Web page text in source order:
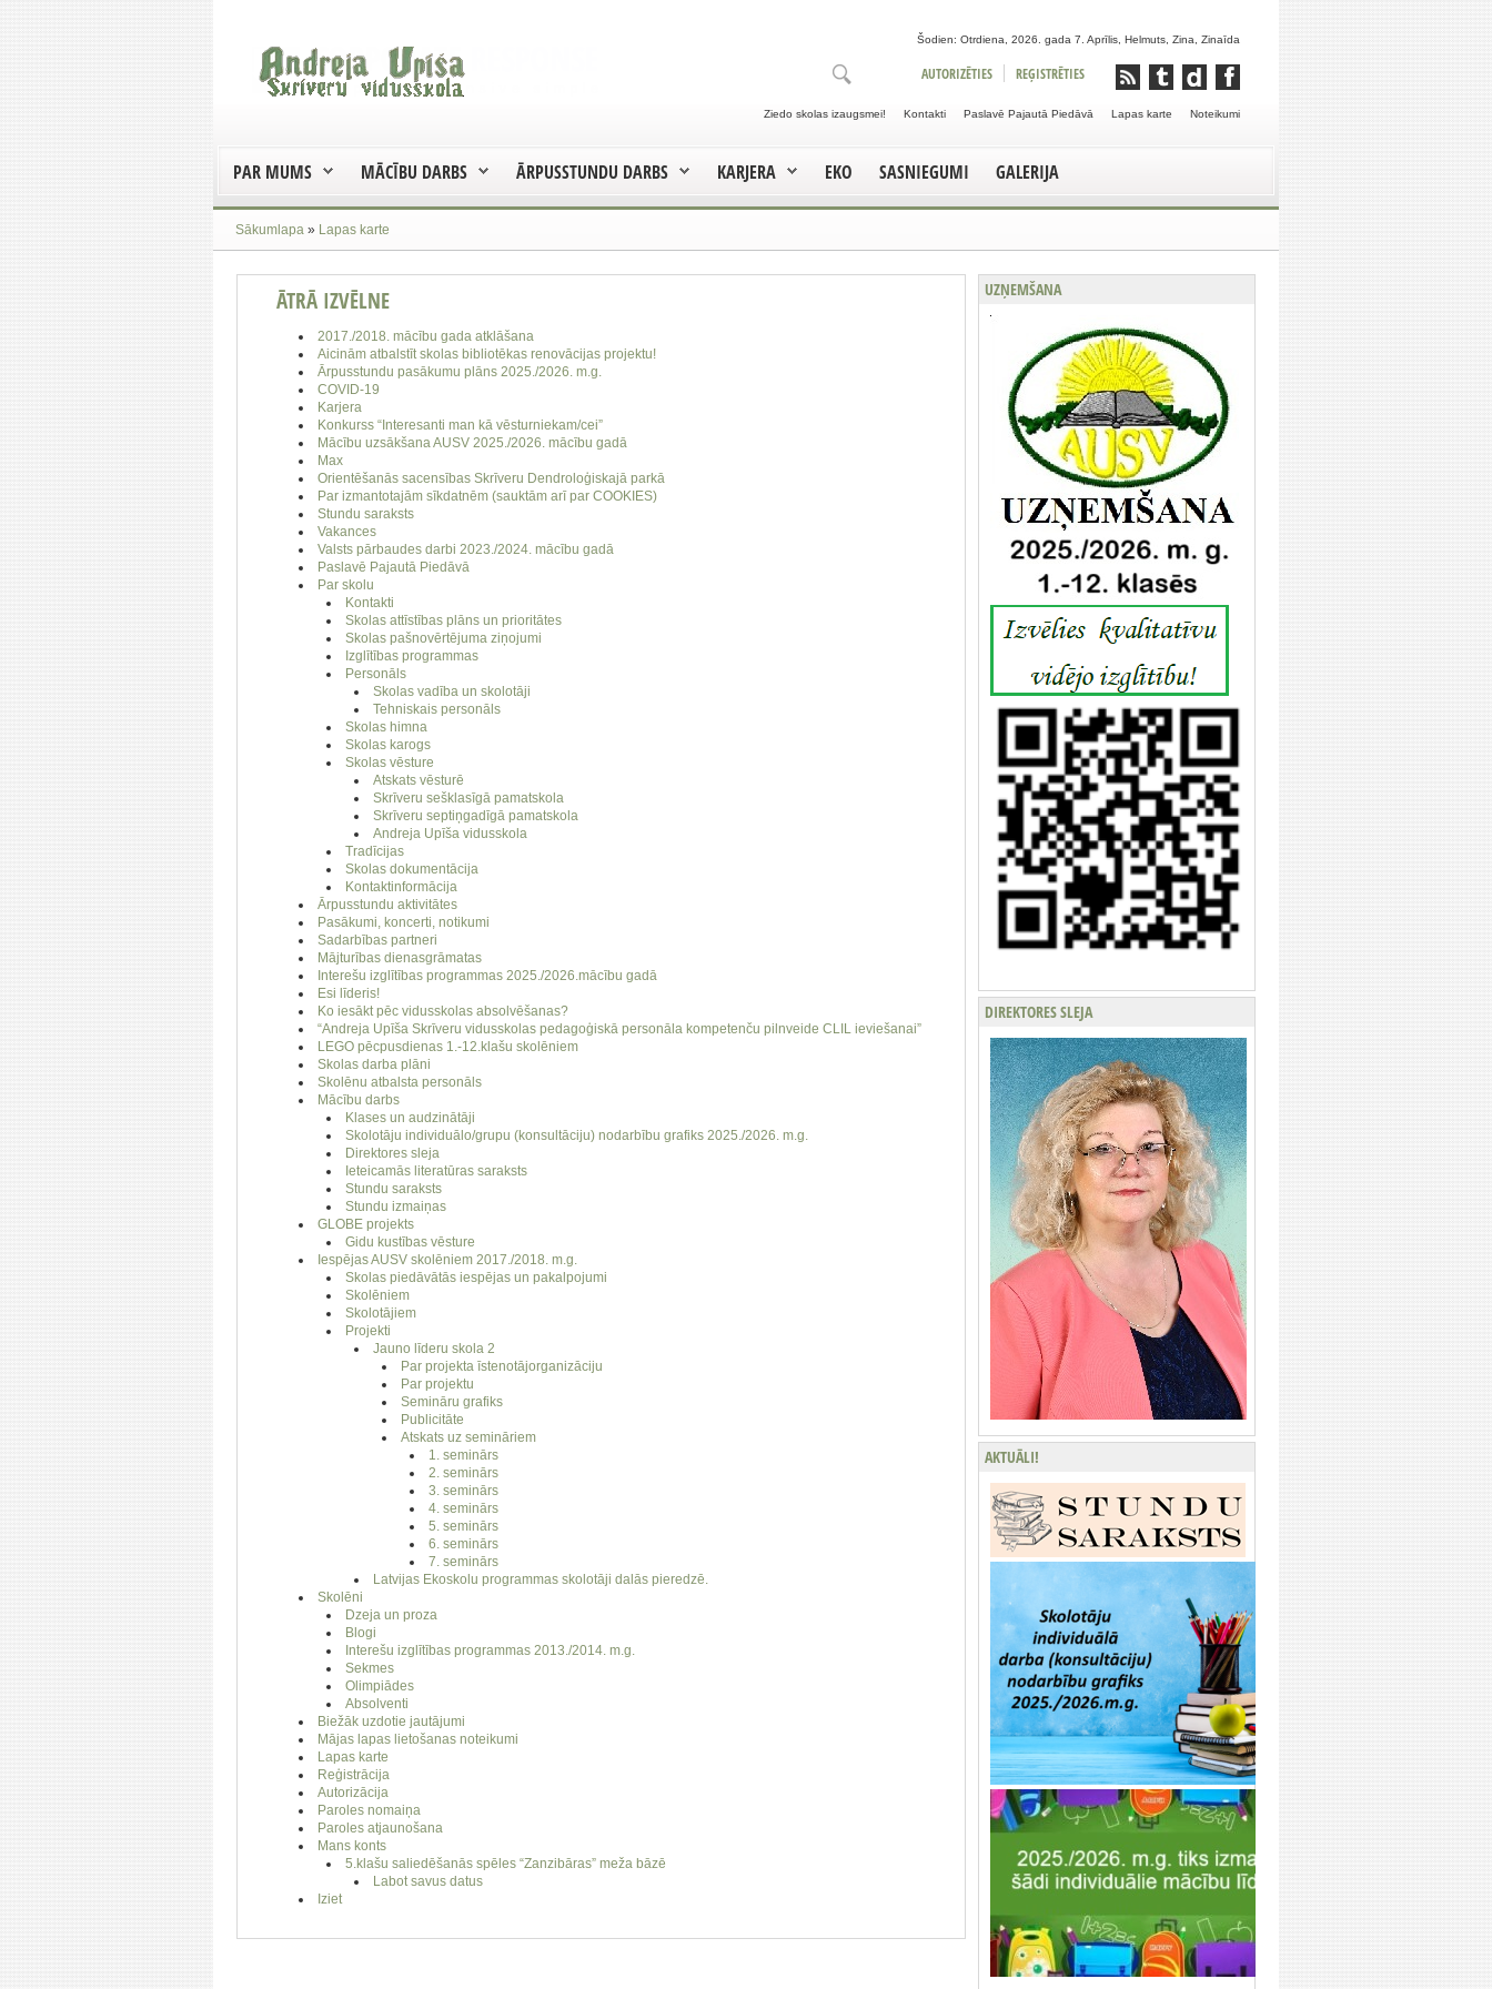
Šodien: Otrdiena, 2026. gada 7. Aprīlis, Helmuts, Zina, Zinaīda
REĢISTRĒTIES
AUTORIZĒTIES
Noteikumi
Lapas karte
Paslavē Pajautā Piedāvā
Kontakti
Ziedo skolas izaugsmei!
PAR MUMS MĀCĪBU DARBS ĀRPUSSTUNDU DARBS KARJERA EKO SASNIEGUMI GALERIJA
Sākumlapa » Lapas karte
ĀTRĀ IZVĒLNE
2017./2018. mācību gada atklāšana
Aicinām atbalstīt skolas bibliotēkas renovācijas projektu!
Ārpusstundu pasākumu plāns 2025./2026. m.g.
COVID-19
Karjera
Konkurss “Interesanti man kā vēsturniekam/cei”
Mācību uzsākšana AUSV 2025./2026. mācību gadā
Max
Orientēšanās sacensības Skrīveru Dendroloģiskajā parkā
Par izmantotajām sīkdatnēm (sauktām arī par COOKIES)​
Stundu saraksts
Vakances
Valsts pārbaudes darbi 2023./2024. mācību gadā
Paslavē Pajautā Piedāvā
Par skolu
Kontakti
Skolas attīstības plāns un prioritātes
Skolas pašnovērtējuma ziņojumi
Izglītības programmas
Personāls
Skolas vadība un skolotāji
Tehniskais personāls
Skolas himna
Skolas karogs
Skolas vēsture
Atskats vēsturē
Skrīveru sešklasīgā pamatskola
Skrīveru septiņgadīgā pamatskola
Andreja Upīša vidusskola
Tradīcijas
Skolas dokumentācija
Kontaktinformācija
Ārpusstundu aktivitātes
Pasākumi, koncerti, notikumi
Sadarbības partneri
Mājturības dienasgrāmatas
Interešu izglītības programmas 2025./2026.mācību gadā
Esi līderis!
Ko iesākt pēc vidusskolas absolvēšanas?
“Andreja Upīša Skrīveru vidusskolas pedagoģiskā personāla kompetenču pilnveide CLIL ieviešanai”
LEGO pēcpusdienas 1.-12.klašu skolēniem
Skolas darba plāni
Skolēnu atbalsta personāls
Mācību darbs
Klases un audzinātāji
Skolotāju individuālo/grupu (konsultāciju) nodarbību grafiks 2025./2026. m.g.
Direktores sleja
Ieteicamās literatūras saraksts
Stundu saraksts
Stundu izmaiņas
GLOBE projekts
Gidu kustības vēsture
Iespējas AUSV skolēniem 2017./2018. m.g.
Skolas piedāvātās iespējas un pakalpojumi
Skolēniem
Skolotājiem
Projekti
Jauno līderu skola 2
Par projekta īstenotājorganizāciju
Par projektu
Semināru grafiks
Publicitāte
Atskats uz semināriem
1. seminārs
2. seminārs
3. seminārs
4. seminārs
5. seminārs
6. seminārs
7. seminārs
Latvijas Ekoskolu programmas skolotāji dalās pieredzē.
Skolēni
Dzeja un proza
Blogi
Interešu izglītības programmas 2013./2014. m.g.
Sekmes
Olimpiādes
Absolventi
Biežāk uzdotie jautājumi
Mājas lapas lietošanas noteikumi
Lapas karte
Reģistrācija
Autorizācija
Paroles nomaiņa
Paroles atjaunošana
Mans konts
5.klašu saliedēšanās spēles “Zanzibāras” meža bāzē
Labot savus datus
Iziet
UZŅEMŠANA
DIREKTORES SLEJA
AKTUĀLI!